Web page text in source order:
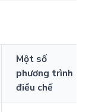
Một số
phương trình
điều chế